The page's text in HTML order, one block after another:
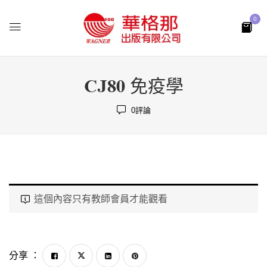
0
CJ80 免疫學
0評論
這個內容只有教師會員才能觀看
分享 ：